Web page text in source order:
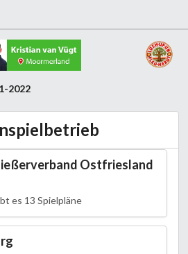
2022
Ostfriesland
es 13 Spielpläne